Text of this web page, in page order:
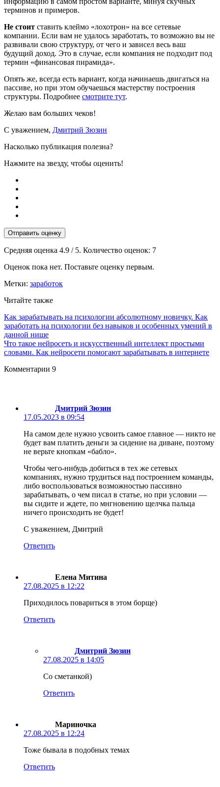
терминов и примеров.
Не стоит ставить клеймо «лохотрон» на все сетевые
компании. Если вам не удалось заработать, то возможно вы не
развивали свою структуру, от чего и зависел весь ваш
будущий доход. Это в случае, если компания не подходит под
термин «финансовая пирамида».
Опять же, всегда есть вариант, когда начинаешь двигаться на
пассиве, но при этом обучаешься мастерству построения
структуры. Подробнее смотрите тут.
Желаю вам больших чеков!
С уважением, Дмитрий Зюзин
Насколько публикация полезна?
Нажмите на звезду, чтобы оценить!
Отправить оценку
Средняя оценка 4.9 / 5. Количество оценок: 7
Оценок пока нет. Поставьте оценку первым.
Метки: заработок
Читайте также
Как зарабатывать на психологии абсолютному новичку. Как
заработать на психологии без навыков и особенных умений в
данной нише
Что такое нейросеть и искусственный интеллект простыми
словами. Как нейросети помогают зарабатывать в интернете
Комментарии 9
Дмитрий Зюзин
17.05.2023 в 09:54
На самом деле нужно усвоить самое главное — никто не
будет вам платить деньги за сидение на диване, поэтому
не верьте кнопкам «бабло».
Чтобы чего-нибудь добиться в тех же сетевых
компаниях, нужно трудиться над построением команды,
либо воспользоваться возможностью пассивно
зарабатывать, о чем писал в статье, но при условии —
вы сидите и ждете, по мнгновению щелчка пальца
ничего происходить не будет!
С уважением, Дмитрий
Ответить
Елена Митина
27.08.2025 в 12:22
Приходилось повариться в этом борще)
Ответить
Дмитрий Зюзин
27.08.2025 в 14:05
Со сметанкой)
Ответить
Мариночка
27.08.2025 в 12:24
Тоже бывала в подобных темах
Ответить